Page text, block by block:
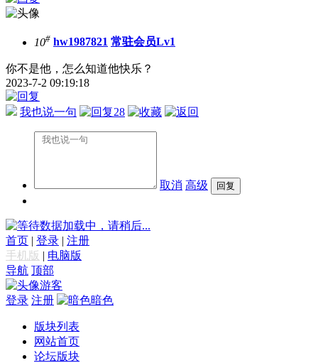
10# hw1987821 常驻会员Lv1
你不是他，怎么知道他快乐？
2023-7-2 09:19:18
我也说一句 28
取消 高级
数据加载中，请稍后...
首页 | 登录 | 注册
手机版 | 电脑版
导航 顶部
游客
登录 注册 暗色
版块列表
网站首页
论坛版块